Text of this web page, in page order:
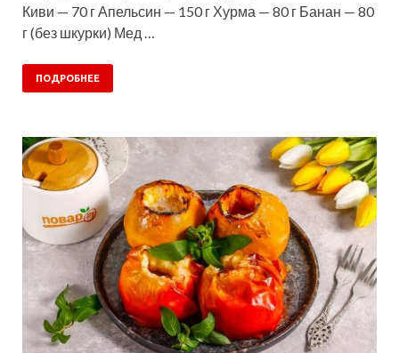
Киви — 70 г Апельсин — 150 г Хурма — 80 г Банан — 80
г (без шкурки) Мед …
ПОДРОБНЕЕ